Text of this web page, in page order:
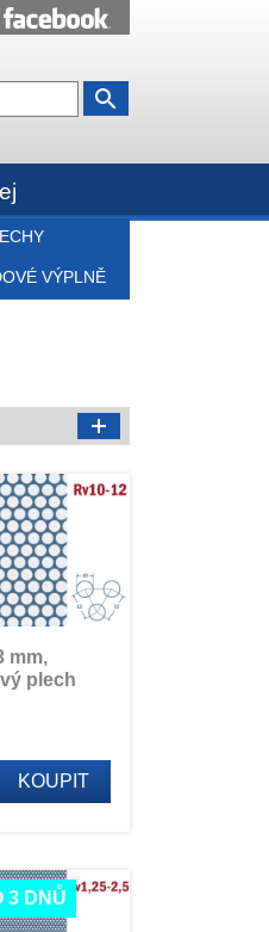
VÝPLNĚ
mm,
plech
KOUPIT
3 DNŮ